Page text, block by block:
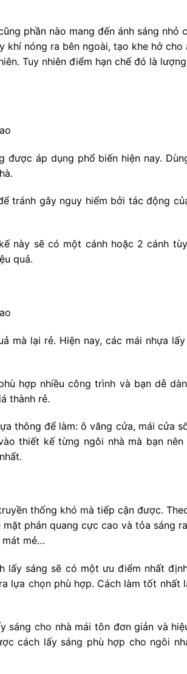
phần nào mang đến ánh sáng nhỏ
khí nóng ra bên ngoài, tạo khe hở cho
Tuy nhiên điểm hạn chế đó là
áp dụng phổ biến hiện nay.
tránh gây nguy hiểm bởi tác động
này sẽ có một cánh hoặc 2 cánh
quả.
mà lại rẻ. Hiện nay, các mái nhựa lấy
hợp nhiều công trình và bạn dễ
thành rẻ.
thông để làm: ô văng cửa, mái cửa
thiết kế từng ngôi nhà mà bạn nên
thống khó mà tiếp cận được.
phản quang cực cao và tỏa sáng
mát mẻ…
lấy sáng sẽ có một ưu điểm nhất
lựa chọn phù hợp. Cách làm tốt nhất
sáng cho nhà mái tôn đơn giản và
cách lấy sáng phù hợp cho ngôi